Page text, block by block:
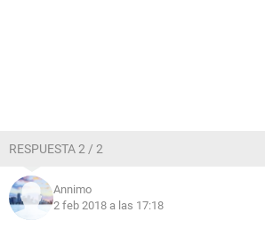
RESPUESTA 2 / 2
Annimo
2 feb 2018 a las 17:18